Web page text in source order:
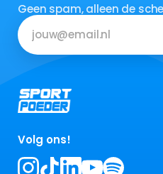
Geen spam, alleen de
Volg ons!